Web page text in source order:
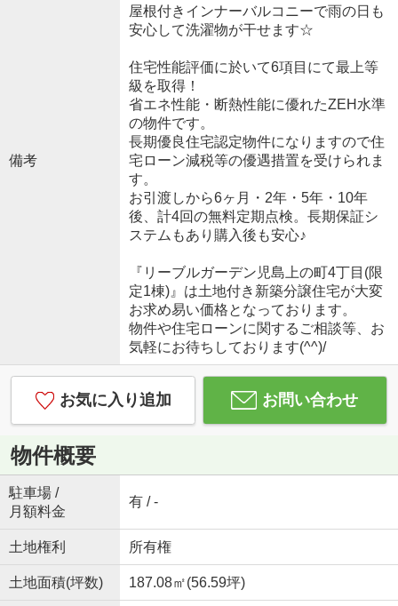
備考
屋根付きインナーバルコニーで雨の日も
安心して洗濯物が干せます☆
住宅性能評価に於いて6項目にて最上等
級を取得！
省エネ性能・断熱性能に優れたZEH水準
の物件です。
長期優良住宅認定物件になりますので住
宅ローン減税等の優遇措置を受けられま
す。
お引渡しから6ヶ月・2年・5年・10年
後、計4回の無料定期点検。長期保証シ
ステムもあり購入後も安心♪
『リーブルガーデン児島上の町4丁目(限
定1棟)』は土地付き新築分譲住宅が大変
お求め易い価格となっております。
物件や住宅ローンに関するご相談等、お
気軽にお待ちしております(^^)/
お気に入り追加 お問い合わせ
物件概要
駐車場 /
月額料金
有 / -
土地権利 所有権
土地面積(坪数) 187.08㎡(56.59坪)